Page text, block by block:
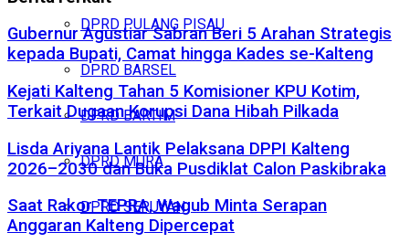
DPRD PULANG PISAU
DPRD BARSEL
DPRD BARTIM
DPRD MURA
DPRD SERUYAN
Gubernur Agustiar Sabran Beri 5 Arahan Strategis
kepada Bupati, Camat hingga Kades se-Kalteng
Kejati Kalteng Tahan 5 Komisioner KPU Kotim,
Terkait Dugaan Korupsi Dana Hibah Pilkada
Lisda Ariyana Lantik Pelaksana DPPI Kalteng
2026–2030 dan Buka Pusdiklat Calon Paskibraka
Saat Rakor TEPRA, Wagub Minta Serapan
Anggaran Kalteng Dipercepat